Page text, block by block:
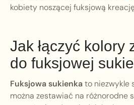
kobiety noszącej fuksjową
Jak łączyć kolory
do fuksjowej
Fuksjowa sukienkato niezwykle
można zestawiać na różnorodne